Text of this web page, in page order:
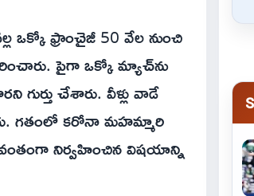
ఒక్కో ఫ్రాంచైజీ 50 వేల నుంచి
పైగా ఒక్కో మ్యాచ్‌ను
గుర్తు చేశారు. వీళ్లు వాడే
గతంలో కరోనా మహమ్మారి
నిర్వహించిన విషయాన్ని